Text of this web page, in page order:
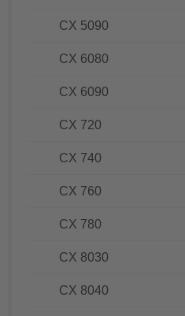
CX 5090
CX 6080
CX 6090
CX 720
CX 740
CX 760
CX 780
CX 8030
CX 8040